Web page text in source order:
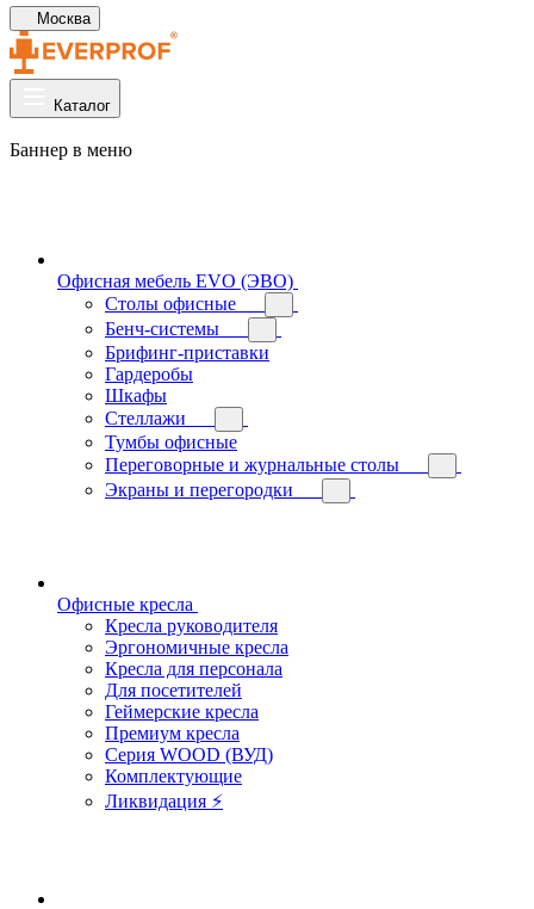
Москва
Каталог
Баннер в меню
Офисная мебель EVO (ЭВО)
Cтолы офисные
Бенч-системы
Брифинг-приставки
Гардеробы
Шкафы
Стеллажи
Тумбы офисные
Переговорные и журнальные столы
Экраны и перегородки
Офисные кресла
Кресла руководителя
Эргономичные кресла
Кресла для персонала
Для посетителей
Геймерские кресла
Премиум кресла
Серия WOOD (ВУД)
Комплектующие
Ликвидация ⚡